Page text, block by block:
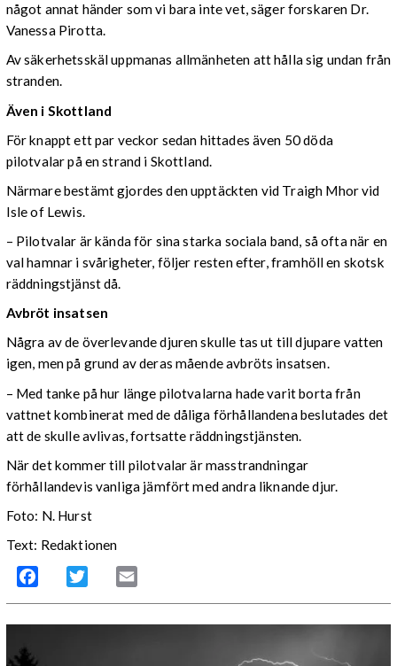
något annat händer som vi bara inte vet, säger forskaren Dr.
Vanessa Pirotta.
Av säkerhetsskäl uppmanas allmänheten att hålla sig undan från
stranden.
Även i Skottland
För knappt ett par veckor sedan hittades även 50 döda
pilotvalar på en strand i Skottland.
Närmare bestämt gjordes den upptäckten vid Traigh Mhor vid
Isle of Lewis.
– Pilotvalar är kända för sina starka sociala band, så ofta när en
val hamnar i svårigheter, följer resten efter, framhöll en skotsk
räddningstjänst då.
Avbröt insatsen
Några av de överlevande djuren skulle tas ut till djupare vatten
igen, men på grund av deras mående avbröts insatsen.
– Med tanke på hur länge pilotvalarna hade varit borta från
vattnet kombinerat med de dåliga förhållandena beslutades det
att de skulle avlivas, fortsatte räddningstjänsten.
När det kommer till pilotvalar är masstrandningar
förhållandevis vanliga jämfört med andra liknande djur.
Foto: N. Hurst
Text: Redaktionen
Facebook Twitter